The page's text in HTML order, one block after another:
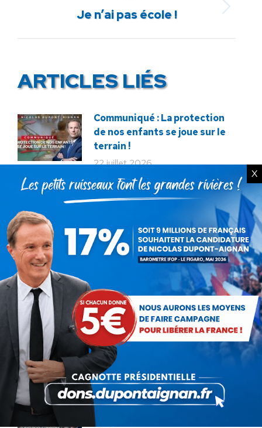
Article
:
Je n’ai pas école !
ARTICLES LIÉS
Communiqué : La protection
de nos enfants se joue sur le
terrain !
22 juillet 2026
Communiqué : Corse,
l’engrenage d’une France
26 juin 2026
En ce 18 juin, le meilleur
hommage : libérer à nouveau la
France !
18 juin 2026
Macron veut tuer notre
élevage !
12 décembre 2025
Service militaire : à quand des
mesures sérieuses et
X